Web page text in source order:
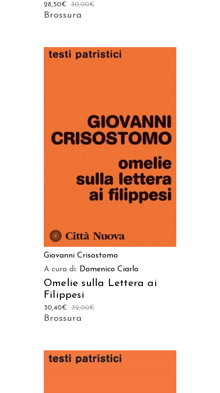
30,00€
28,50€
Brossura
AGGIUNGI AL CARRELLO
Giovanni Crisostomo
A cura di: Domenico Ciarlo
Omelie sulla Lettera ai
Filippesi
32,00€
30,40€
Brossura